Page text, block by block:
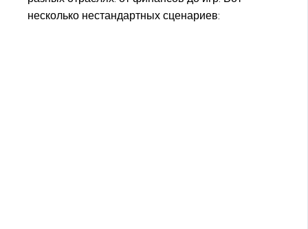
несколько нестандартных сценариев: